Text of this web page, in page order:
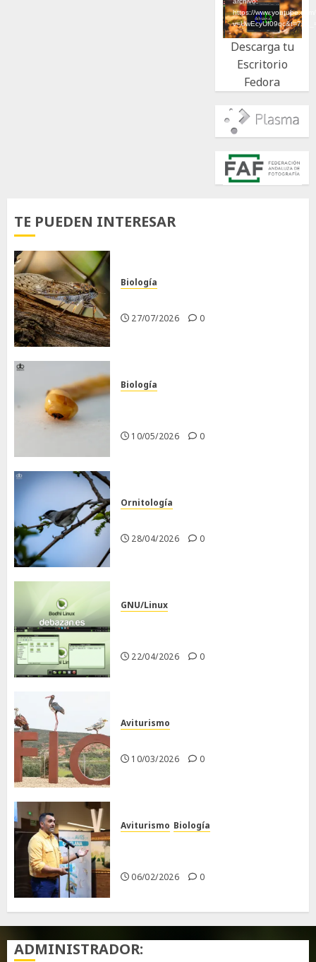
https://
Descarga tu
Escritorio
Fedora
TE PUEDEN INTERESAR
Biología
27/07/2026 0
Biología
10/05/2026 0
Ornitología
28/04/2026 0
GNU/Linux
22/04/2026 0
Aviturismo
10/03/2026 0
Aviturismo Biología
06/02/2026 0
ADMINISTRADOR: